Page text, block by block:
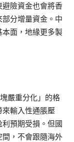
險資金也會將香
分增量資金。中
面，地緣更多製
嚴重分化」的格
輸入性通脹壓
預期受損。但國
，不會跟隨海外